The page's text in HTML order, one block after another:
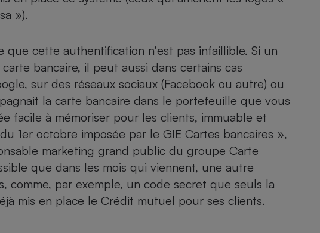
»).
cette authentification n'est pas infaillible. Si un
bancaire, il peut aussi dans certains cas
sur des réseaux sociaux (Facebook ou autre) ou
la carte bancaire dans le portefeuille que vous
facile à mémoriser pour les clients, immuable et
1er octobre imposée par le GIE Cartes bancaires »,
marketing grand public du groupe Carte
que dans les mois qui viennent, une autre
comme, par exemple, un code secret que seuls la
mis en place le Crédit mutuel pour ses clients.
-
Aspirateur
mobile -
-
Lessive